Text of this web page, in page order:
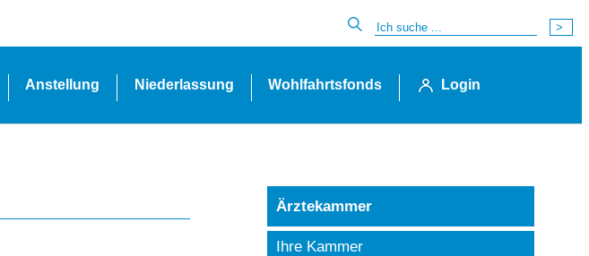
Anstellung Niederlassung Wohlfahrtsfonds Login
Ärztekammer
Ihre Kammer